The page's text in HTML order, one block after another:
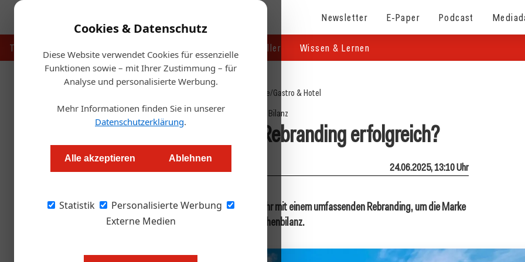
Cookies & Datenschutz
Diese Website verwendet Cookies für essenzielle
Funktionen sowie – mit Ihrer Zustimmung – für
Analyse und personalisierte Werbung.
Mehr Informationen finden Sie in unserer
Datenschutzerklärung.
Alle akzeptieren Ablehnen
Statistik
Personalisierte Werbung
Externe Medien
Newsletter E-Paper Podcast
Touristik Handel & Hersteller Wissen & Lernen
Startseite/Gastro & Hotel
Bilanz
Kitzbühel: War das Rebranding erfolgreich?
Redaktion.OEGZ 24.06.2025, 13:10 Uhr
Kitzbühel Tourismus befasste sich vor einem Jahr mit einem umfassenden Rebranding, um die Marke
neu zu positionieren. Nun folgt eine erste Zwischenbilanz.